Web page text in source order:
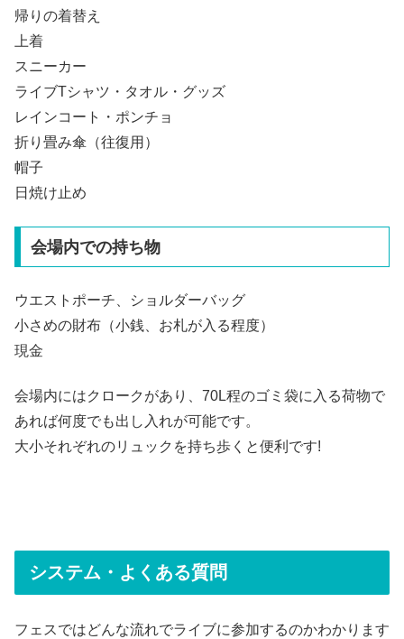
帰りの着替え
上着
スニーカー
ライブTシャツ・タオル・グッズ
レインコート・ポンチョ
折り畳み傘（往復用）
帽子
日焼け止め
会場内での持ち物
ウエストポーチ、ショルダーバッグ
小さめの財布（小銭、お札が入る程度）
現金
会場内にはクロークがあり、70L程のゴミ袋に入る荷物で
あれば何度でも出し入れが可能です。
大小それぞれのリュックを持ち歩くと便利です!
システム・よくある質問
フェスではどんな流れでライブに参加するのかわかります